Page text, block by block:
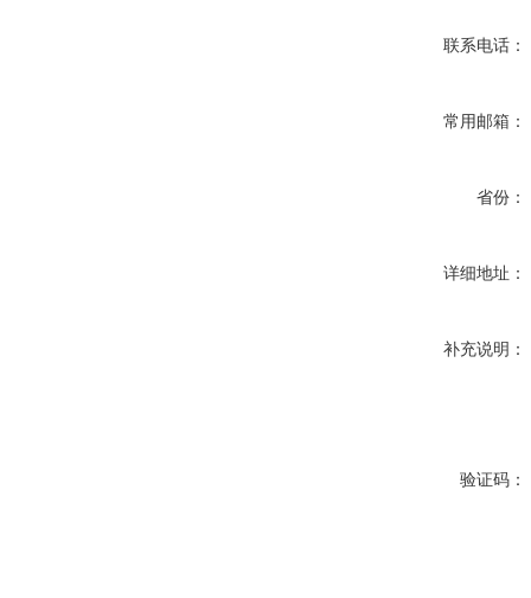
联系电话：
常用邮箱：
省份：
详细地址：
补充说明：
验证码：